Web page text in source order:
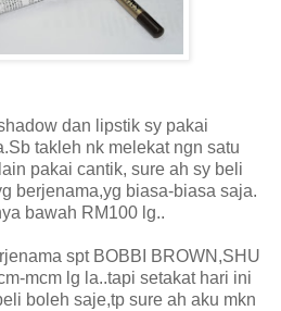
dan lipstik sy pakai
takleh nk melekat ngn satu
pakai cantik, sure ah sy beli
berjenama,yg biasa-biasa saja.
bawah RM100 lg..
spt BOBBI BROWN,SHU
mcm lg la..tapi setakat hari ini
boleh saje,tp sure ah aku mkn